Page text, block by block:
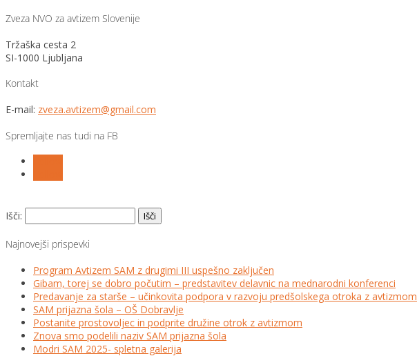
Zveza NVO za avtizem Slovenije
Tržaška cesta 2
SI-1000 Ljubljana
Kontakt
E-mail: zveza.avtizem@gmail.com
Spremljajte nas tudi na FB
Išči:
Najnovejši prispevki
Program Avtizem SAM z drugimi III uspešno zaključen
Gibam, torej se dobro počutim – predstavitev delavnic na mednarodni konferenci
Predavanje za starše – učinkovita podpora v razvoju predšolskega otroka z avtizmom
SAM prijazna šola – OŠ Dobravlje
Postanite prostovoljec in podprite družine otrok z avtizmom
Znova smo podelili naziv SAM prijazna šola
Modri SAM 2025- spletna galerija